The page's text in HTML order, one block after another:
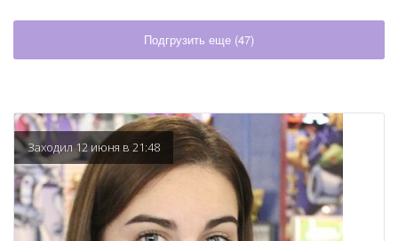
Подгрузить еще (47)
Заходил 12 июня в 21:48